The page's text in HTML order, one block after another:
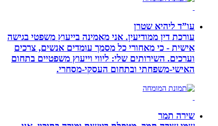
עו”ד ליהיא שטרן
עורכת דין ממודיעין. אני מאמינה בייעוץ משפטי בגישה
אישית - כי מאחורי כל מסמך עומדים אנשים, צרכים
וערכים. השירותים שלי: ליווי וייעוץ משפטיים בתחום
האישי-משפחתי ובתחום העסקי-מסחרי.
שירה תמר